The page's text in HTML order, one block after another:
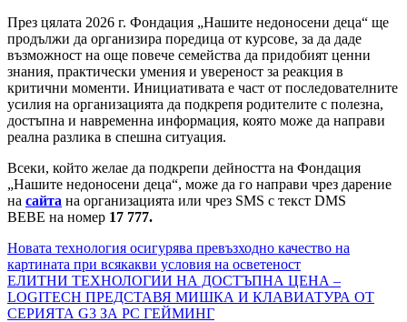
През цялата 2026 г. Фондация „Нашите недоносени деца“ ще
продължи да организира поредица от курсове, за да даде
възможност на още повече семейства да придобият ценни
знания, практически умения и увереност за реакция в
критични моменти. Инициативата е част от последователните
усилия на организацията да подкрепя родителите с полезна,
достъпна и навременна информация, която може да направи
реална разлика в спешна ситуация.
Всеки, който желае да подкрепи дейността на Фондация
„Нашите недоносени деца“, може да го направи чрез дарение
на сайта на организацията или чрез SMS с текст DMS
BEBE на номер 17 777.
Навигация
Новата технология осигурява превъзходно качество на
картината при всякакви условия на осветеност
ЕЛИТНИ ТЕХНОЛОГИИ НА ДОСТЪПНА ЦЕНА –
LOGITECH ПРЕДСТАВЯ МИШКА И КЛАВИАТУРА ОТ
СЕРИЯТА G3 ЗА PC ГЕЙМИНГ